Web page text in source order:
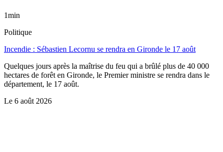
1min
Politique
Incendie : Sébastien Lecornu se rendra en Gironde le 17 août
Quelques jours après la maîtrise du feu qui a brûlé plus de 40 000
hectares de forêt en Gironde, le Premier ministre se rendra dans le
département, le 17 août.
Le 6 août 2026